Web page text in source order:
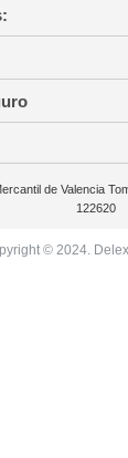
de Valencia
122620
© 2024.